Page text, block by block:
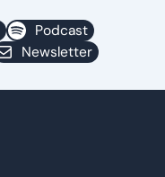
Podcast
Newsletter